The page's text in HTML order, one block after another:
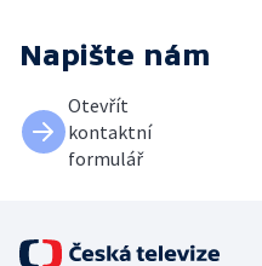
Napište nám
Otevřít
kontaktní
formulář